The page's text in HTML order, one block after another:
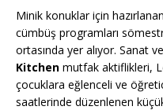
Minik konuklar için
cümbüş programları
ortasında yer alıyor. Sanat
Kitchen mutfak aktiflikleri,
çocuklara eğlenceli ve
saatlerinde düzenlenen